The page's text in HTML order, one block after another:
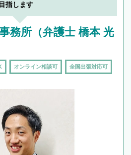
指します
務所（弁護士 橋本 光
オンライン相談可 全国出張対応可